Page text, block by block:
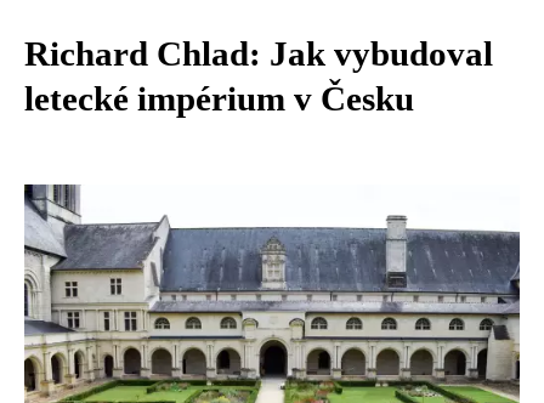
Richard Chlad: Jak vybudoval
letecké impérium v Česku